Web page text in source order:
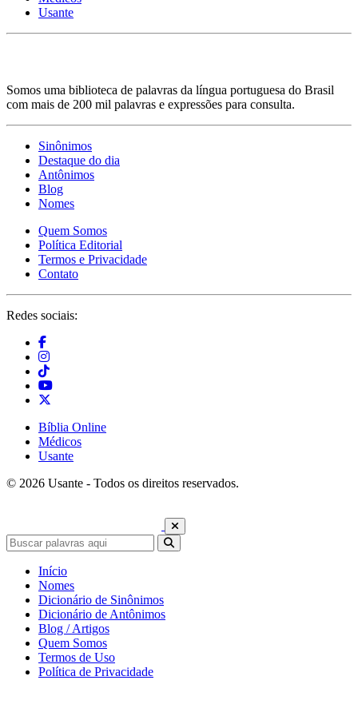
Usante
Somos uma biblioteca de palavras da língua portuguesa do Brasil
com mais de 200 mil palavras e expressões para consulta.
Sinônimos
Destaque do dia
Antônimos
Blog
Nomes
Quem Somos
Política Editorial
Termos e Privacidade
Contato
Redes sociais:
Bíblia Online
Médicos
Usante
© 2026 Usante - Todos os direitos reservados.
Início
Nomes
Dicionário de Sinônimos
Dicionário de Antônimos
Blog / Artigos
Quem Somos
Termos de Uso
Política de Privacidade